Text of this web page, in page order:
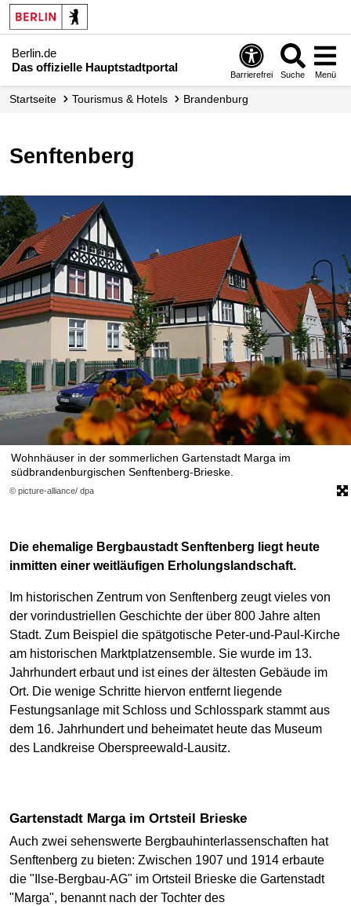
Berlin.de
Das offizielle Hauptstadtportal
Barrierefrei Suche Menü
Startseite Tourismus & Hotels Brandenburg
Senftenberg
© picture-alliance/ dpa
Wohnhäuser in der sommerlichen Gartenstadt Marga im
südbrandenburgischen Senftenberg-Brieske.
Die ehemalige Bergbaustadt Senftenberg liegt heute
inmitten einer weitläufigen Erholungslandschaft.
Im historischen Zentrum von Senftenberg zeugt vieles von
der vorindustriellen Geschichte der über 800 Jahre alten
Stadt. Zum Beispiel die spätgotische Peter-und-Paul-Kirche
am historischen Marktplatzensemble. Sie wurde im 13.
Jahrhundert erbaut und ist eines der ältesten Gebäude im
Ort. Die wenige Schritte hiervon entfernt liegende
Festungsanlage mit Schloss und Schlosspark stammt aus
dem 16. Jahrhundert und beheimatet heute das Museum
des Landkreise Oberspreewald-Lausitz.
Gartenstadt Marga im Ortsteil Brieske
Auch zwei sehenswerte Bergbauhinterlassenschaften hat
Senftenberg zu bieten: Zwischen 1907 und 1914 erbaute
die "Ilse-Bergbau-AG" im Ortsteil Brieske die Gartenstadt
"Marga", benannt nach der Tochter des